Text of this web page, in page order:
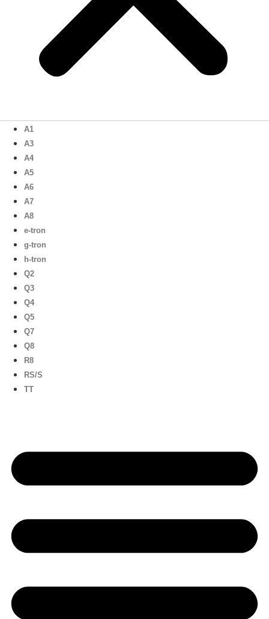
A1
A3
A4
A5
A6
A7
A8
e-tron
g-tron
h-tron
Q2
Q3
Q4
Q5
Q7
Q8
R8
RS/S
TT